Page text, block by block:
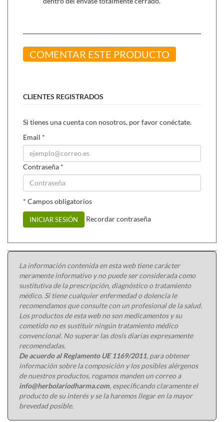
COMENTAR ESTE PRODUCTO
CLIENTES REGISTRADOS
Si tienes una cuenta con nosotros, por favor conéctate.
Email *
Contraseña *
* Campos obligatorios
INICIAR SESIÓN Recordar contraseña
La información contenida en esta web tiene carácter
meramente informativo y no puede ser considerada como
sustitutiva de la prescripción, diagnóstico o tratamiento
médico. Si tiene cualquier enfermedad o dolencia le
recomendamos que consulte con un profesional de la salud.
Los productos de esta web no son medicamentos y su
cometido no es sustituir ningún tratamiento médico
convencional. No superar las dosis diarias expresamente
recomendadas.
De acuerdo al Reglamento UE 1169/2011, para obtener
información sobre la composición y los posibles alérgenos
de nuestros productos, rogamos manden un correo a
info@herbolariodharma.com, especificando claramente el
producto de su interés y se la haremos llegar en la mayor
brevedad posible.